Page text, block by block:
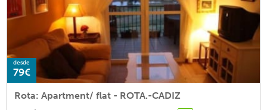
desde
79€
Rota: Apartment/ flat - ROTA.-CADIZ